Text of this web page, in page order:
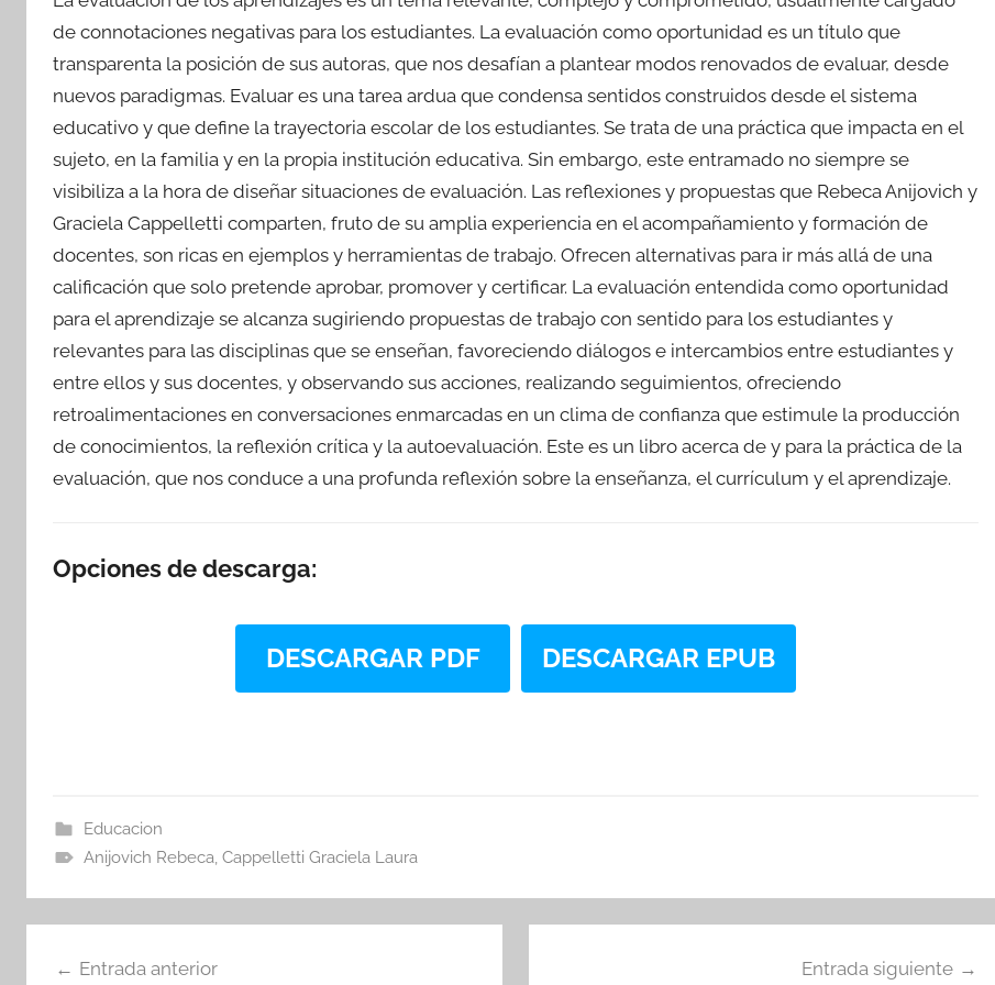
de connotaciones negativas para los estudiantes. La evaluación como oportunidad es un título que
transparenta la posición de sus autoras, que nos desafían a plantear modos renovados de evaluar, desde
nuevos paradigmas. Evaluar es una tarea ardua que condensa sentidos construidos desde el sistema
educativo y que define la trayectoria escolar de los estudiantes. Se trata de una práctica que impacta en el
sujeto, en la familia y en la propia institución educativa. Sin embargo, este entramado no siempre se
visibiliza a la hora de diseñar situaciones de evaluación. Las reflexiones y propuestas que Rebeca Anijovich y
Graciela Cappelletti comparten, fruto de su amplia experiencia en el acompañamiento y formación de
docentes, son ricas en ejemplos y herramientas de trabajo. Ofrecen alternativas para ir más allá de una
calificación que solo pretende aprobar, promover y certificar. La evaluación entendida como oportunidad
para el aprendizaje se alcanza sugiriendo propuestas de trabajo con sentido para los estudiantes y
relevantes para las disciplinas que se enseñan, favoreciendo diálogos e intercambios entre estudiantes y
entre ellos y sus docentes, y observando sus acciones, realizando seguimientos, ofreciendo
retroalimentaciones en conversaciones enmarcadas en un clima de confianza que estimule la producción
de conocimientos, la reflexión crítica y la autoevaluación. Este es un libro acerca de y para la práctica de la
evaluación, que nos conduce a una profunda reflexión sobre la enseñanza, el currículum y el aprendizaje.
Opciones de descarga:
DESCARGAR PDF DESCARGAR EPUB
Educacion
Anijovich Rebeca, Cappelletti Graciela Laura
Entrada anterior Entrada siguiente